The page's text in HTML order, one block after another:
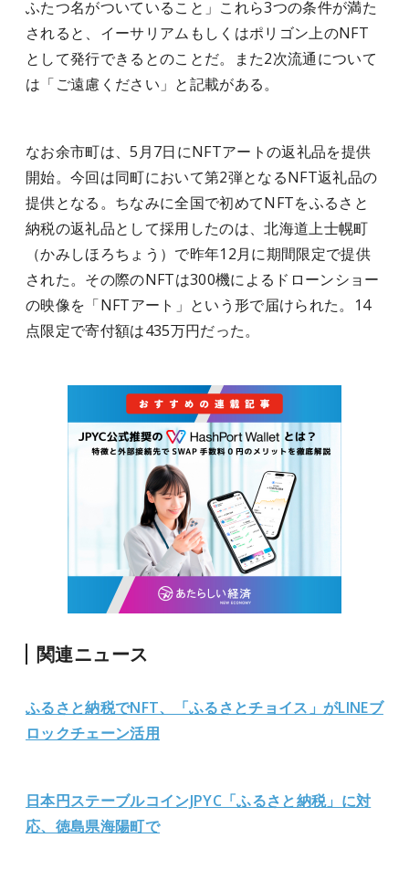
ふたつ名がついていること」これら3つの条件が満た
されると、イーサリアムもしくはポリゴン上のNFT
として発行できるとのことだ。また2次流通について
は「ご遠慮ください」と記載がある。
なお余市町は、5月7日にNFTアートの返礼品を提供
開始。今回は同町において第2弾となるNFT返礼品の
提供となる。ちなみに全国で初めてNFTをふるさと
納税の返礼品として採用したのは、北海道上士幌町
（かみしほろちょう）で昨年12月に期間限定で提供
された。その際のNFTは300機によるドローンショー
の映像を「NFTアート」という形で届けられた。14
点限定で寄付額は435万円だった。
関連ニュース
ふるさと納税でNFT、「ふるさとチョイス」がLINEブ
ロックチェーン活用
日本円ステーブルコインJPYC「ふるさと納税」に対
応、徳島県海陽町で